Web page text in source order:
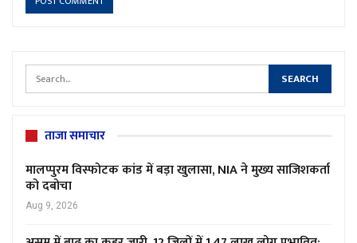
ताजा समाचार
मालप्पुरम विस्फोटक कांड में बड़ा खुलासा, NIA ने मुख्य साजिशकर्ता
को दबोचा
Aug 9, 2026